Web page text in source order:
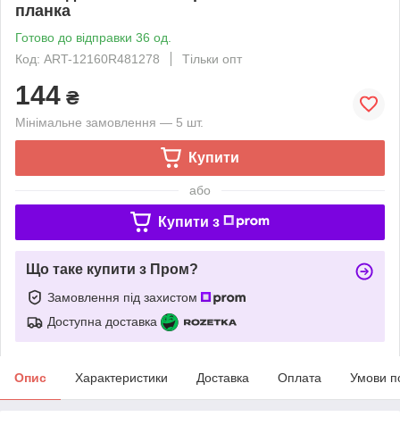
планка
Готово до відправки 36 од.
Код: ART-12160R481278
Тільки опт
144 ₴
Мінімальне замовлення — 5 шт.
Купити
або
Купити з
Що таке купити з Пром?
Замовлення під захистом
Доступна доставка
Опис Характеристики Доставка Оплата Умови